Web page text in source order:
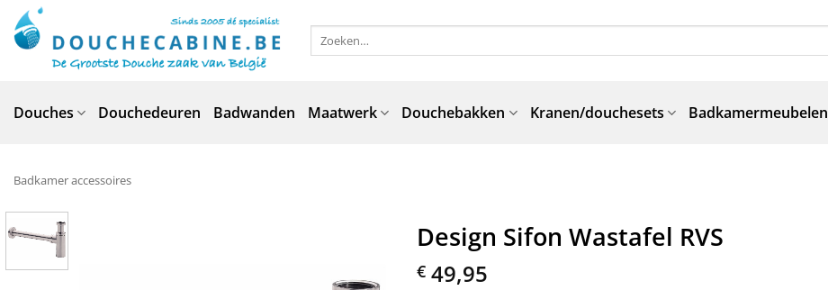
naar
inhoud
Zoeken
Douches Douchedeuren Badwanden Maatwerk Douchebakken Kranen/douchesets Badkamermeubelen
Badkamer accessoires
Design Sifon Wastafel RVS
€ 49,95